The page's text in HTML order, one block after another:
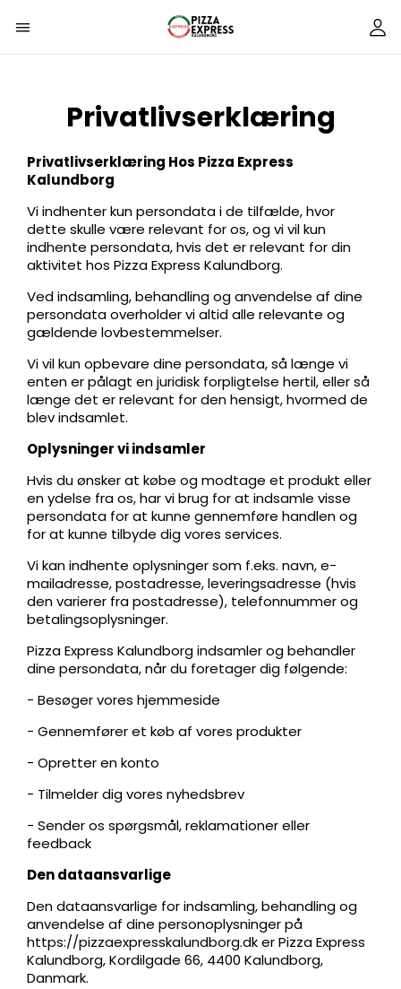
Privatlivserklæring
Privatlivserklæring Hos Pizza Express
Kalundborg
Vi indhenter kun persondata i de tilfælde, hvor
dette skulle være relevant for os, og vi vil kun
indhente persondata, hvis det er relevant for din
aktivitet hos Pizza Express Kalundborg.
Ved indsamling, behandling og anvendelse af dine
persondata overholder vi altid alle relevante og
gældende lovbestemmelser.
Vi vil kun opbevare dine persondata, så længe vi
enten er pålagt en juridisk forpligtelse hertil, eller så
længe det er relevant for den hensigt, hvormed de
blev indsamlet.
Oplysninger vi indsamler
Hvis du ønsker at købe og modtage et produkt eller
en ydelse fra os, har vi brug for at indsamle visse
persondata for at kunne gennemføre handlen og
for at kunne tilbyde dig vores services.
Vi kan indhente oplysninger som f.eks. navn, e-
mailadresse, postadresse, leveringsadresse (hvis
den varierer fra postadresse), telefonnummer og
betalingsoplysninger.
Pizza Express Kalundborg indsamler og behandler
dine persondata, når du foretager dig følgende:
- Besøger vores hjemmeside
- Gennemfører et køb af vores produkter
- Opretter en konto
- Tilmelder dig vores nyhedsbrev
- Sender os spørgsmål, reklamationer eller
feedback
Den dataansvarlige
Den dataansvarlige for indsamling, behandling og
anvendelse af dine personoplysninger på
https://pizzaexpresskalundborg.dk er Pizza Express
Kalundborg, Kordilgade 66, 4400 Kalundborg,
Danmark.